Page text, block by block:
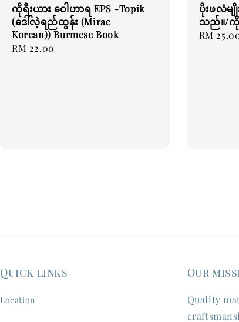
ကိုရီးယား ဝေါဟာရ EPS -Topik
(ဒေါ်လဲ့ရည်ထွန်း (Mirae
Korean)) Burmese Book
Regular
RM 22.00
ပိုးဖလံမျို
သည်။/ကို
Regular
RM
Quick links
Location
Our
Quality